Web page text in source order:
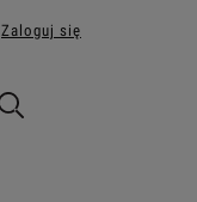
Zaloguj się